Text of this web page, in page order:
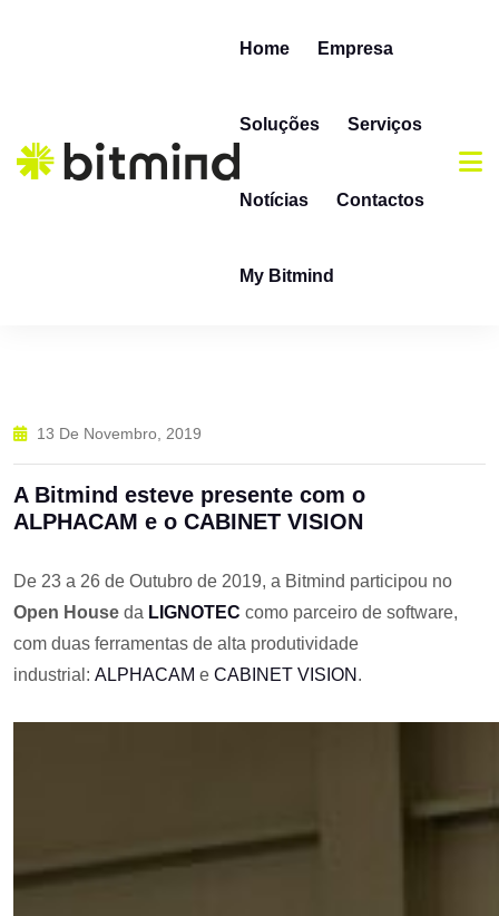
Home
Empresa
Soluções Serviços
Notícias Contactos
My Bitmind
13 De Novembro, 2019
A Bitmind esteve presente com o
ALPHACAM e o CABINET VISION
De 23 a 26 de Outubro de 2019, a Bitmind participou no
Open House da LIGNOTEC como parceiro de software,
com duas ferramentas de alta produtividade
industrial: ALPHACAM e CABINET VISION .